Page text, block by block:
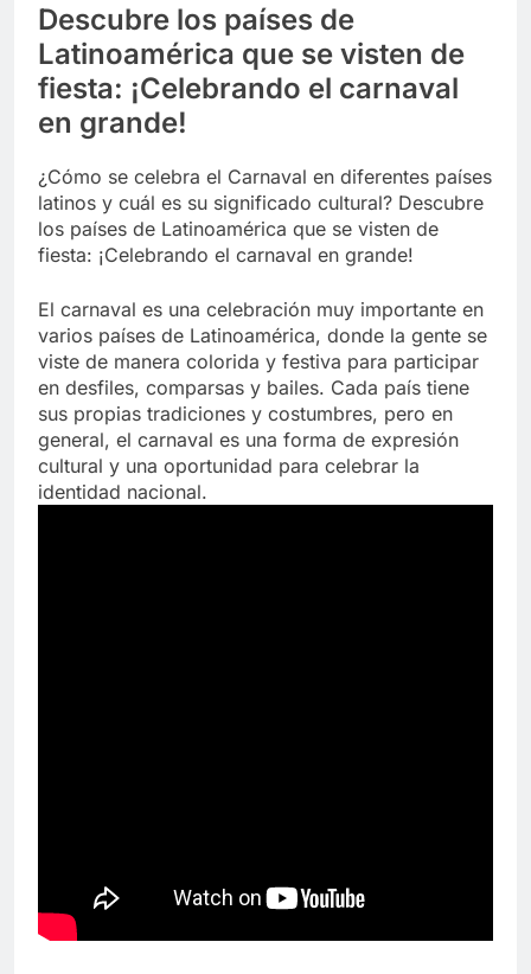
Descubre los países de
Latinoamérica que se visten de
fiesta: ¡Celebrando el carnaval
en grande!
¿Cómo se celebra el Carnaval en diferentes países
latinos y cuál es su significado cultural? Descubre
los países de Latinoamérica que se visten de
fiesta: ¡Celebrando el carnaval en grande!
El carnaval es una celebración muy importante en
varios países de Latinoamérica, donde la gente se
viste de manera colorida y festiva para participar
en desfiles, comparsas y bailes. Cada país tiene
sus propias tradiciones y costumbres, pero en
general, el carnaval es una forma de expresión
cultural y una oportunidad para celebrar la
identidad nacional.